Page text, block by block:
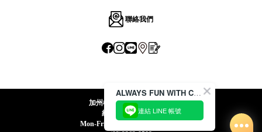
聯絡我們
加州椰子國際股份有限公司
統一編號:24492069
Mon-Fri 09:00-12:30 / 13:30-18:00
ALWAYS FUN WITH CACO !
連結 LINE 帳號